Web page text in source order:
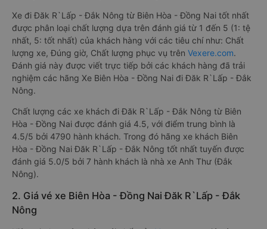
Xe đi Đăk R`Lấp - Đắk Nông từ Biên Hòa - Đồng Nai tốt nhất
được phân loại chất lượng dựa trên đánh giá từ 1 đến 5 (1: tệ
nhất, 5: tốt nhất) của khách hàng với các tiêu chí như: Chất
lượng xe, Đúng giờ, Chất lượng phục vụ trên Vexere.com.
Đánh giá này được viết trực tiếp bởi các khách hàng đã trải
nghiệm các hãng Xe Biên Hòa - Đồng Nai đi Đăk R`Lấp - Đắk
Nông.
Chất lượng các xe khách đi Đăk R`Lấp - Đắk Nông từ Biên
Hòa - Đồng Nai được đánh giá 4.5, với điểm trung bình là
4.5/5 bởi 4790 hành khách. Trong đó hãng xe khách Biên
Hòa - Đồng Nai Đăk R`Lấp - Đắk Nông tốt nhất tuyến được
đánh giá 5.0/5 bởi 7 hành khách là nhà xe Anh Thư (Đắk
Nông).
2. Giá vé xe Biên Hòa - Đồng Nai Đăk R`Lấp - Đắk
Nông